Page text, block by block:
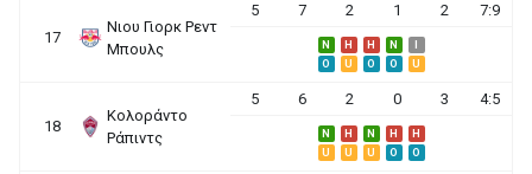
17
Νιου Γιορκ Ρεντ
Μπουλς
5 7 2 1 2 7:9
N H H N
O
U O O U
18
Κολοράντο
Ράπιντς
5 6 2 0 3 4:5
N H N H
H
U
U U O O